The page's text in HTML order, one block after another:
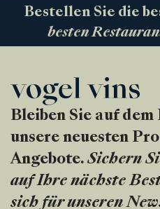
Bestellen Sie die
besten
Bleiben Sie auf
unsere neuesten
Angebote. Sichern
auf Ihre nächste
sich für unseren